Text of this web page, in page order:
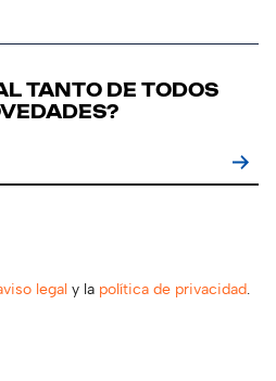
TANTO DE TODOS
legal y la política de privacidad.